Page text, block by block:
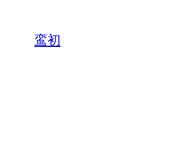
鸾初